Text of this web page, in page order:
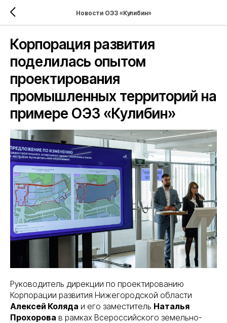
Новости ОЭЗ «Кулибин»
Корпорация развития
поделилась опытом
проектирования
промышленных территорий на
примере ОЭЗ «Кулибин»
Руководитель дирекции по проектированию
Корпорации развития Нижегородской области
Алексей Коляда и его заместитель Наталья
Прохорова в рамках Всероссийского земельно-